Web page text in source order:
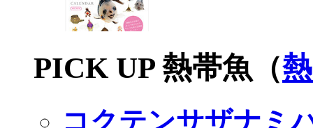
PICK UP 熱帯魚（
コクテンサザナミ